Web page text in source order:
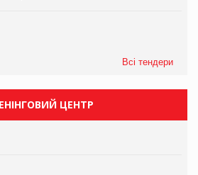
Всі тендери
ЦЕНТР